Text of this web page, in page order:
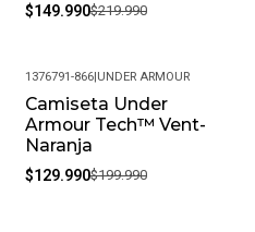
$149.990$219.990
-35%
1376791-866|UNDER ARMOUR
Camiseta Under
Armour Tech™ Vent-
Naranja
$129.990$199.990